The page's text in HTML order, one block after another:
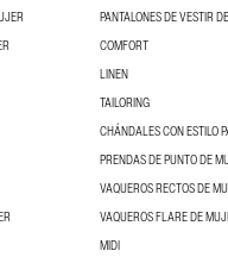
PANTALONES DE VESTIR
COMFORT
LINEN
TAILORING
CHÁNDALES CON ESTILO
PRENDAS DE PUNTO DE
VAQUEROS RECTOS DE
VAQUEROS FLARE DE
MIDI